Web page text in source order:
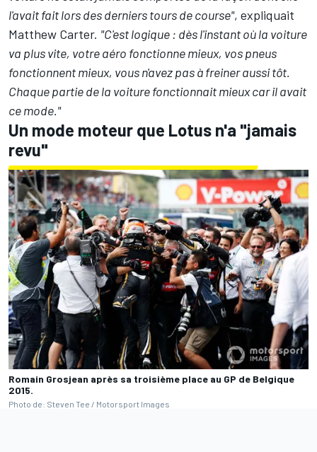
l'avait fait lors des derniers tours de course", expliquait
Matthew Carter. "C'est logique : dès l'instant où la voiture
va plus vite, votre aéro fonctionne mieux, vos pneus
fonctionnent mieux, vous n'avez pas à freiner aussi tôt.
Chaque partie de la voiture fonctionnait mieux car il avait
ce mode."
Un mode moteur que Lotus n'a "jamais
revu"
Romain Grosjean après sa troisième place au GP de Belgique
2015.
Photo de: Steven Tee / Motorsport Images